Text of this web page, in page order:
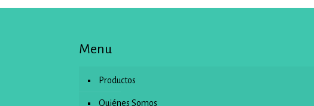
Menu
Productos
Quiénes Somos